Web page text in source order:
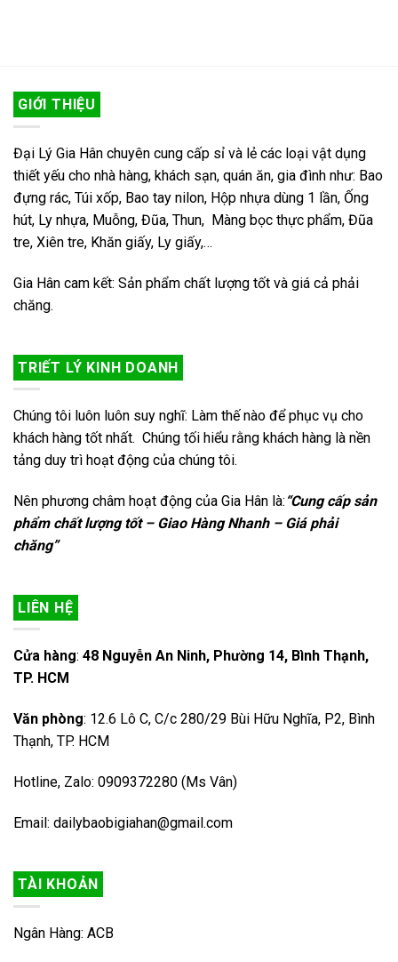
GIỚI THIỆU
Đại Lý Gia Hân chuyên cung cấp sỉ và lẻ các loại vật dụng
thiết yếu cho nhà hàng, khách sạn, quán ăn, gia đình như: Bao
đựng rác, Túi xốp, Bao tay nilon, Hộp nhựa dùng 1 lần, Ống
hút, Ly nhựa, Muỗng, Đũa, Thun, Màng bọc thực phẩm, Đũa
tre, Xiên tre, Khăn giấy, Ly giấy,…
Gia Hân cam kết: Sản phẩm chất lượng tốt và giá cả phải
chăng.
TRIẾT LÝ KINH DOANH
Chúng tôi luôn luôn suy nghĩ: Làm thế nào để phục vụ cho
khách hàng tốt nhất. Chúng tối hiểu rằng khách hàng là nền
tảng duy trì hoạt động của chúng tôi.
Nên phương châm hoạt động của Gia Hân là: “Cung cấp sản
phẩm chất lượng tốt – Giao Hàng Nhanh – Giá phải
chăng”
LIÊN HỆ
Cửa hàng: 48 Nguyễn An Ninh, Phường 14, Bình Thạnh,
TP. HCM
Văn phòng: 12.6 Lô C, C/c 280/29 Bùi Hữu Nghĩa, P2, Bình
Thạnh, TP. HCM
Hotline, Zalo: 0909372280 (Ms Vân)
Email: dailybaobigiahan@gmail.com
TÀI KHOẢN
Ngân Hàng: ACB